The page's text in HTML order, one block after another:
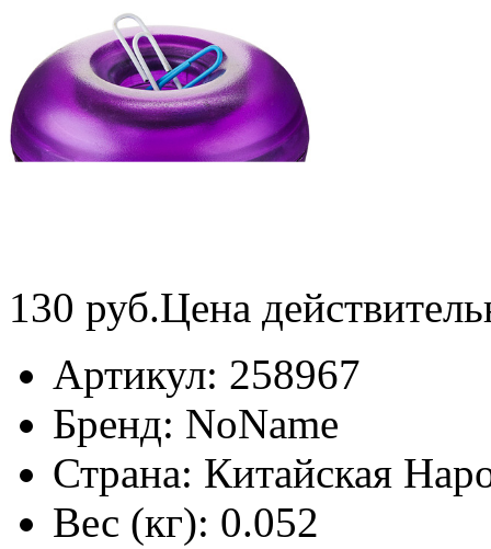
130 руб.Цена
Артикул: 258967
Бренд: NoName
Страна: Китайская
Вес (кг): 0.052